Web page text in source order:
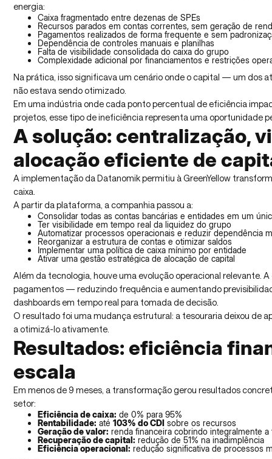
energia:
Caixa fragmentado entre dezenas de SPEs
Recursos parados em contas correntes, sem geração de
Pagamentos realizados de forma frequente e sem
Dependência de controles manuais e planilhas
Falta de visibilidade consolidada do caixa do grupo
Complexidade adicional por financiamentos e restrições
Na prática, isso significava um cenário onde o capital — um dos
não estava sendo otimizado.
Em uma indústria onde cada ponto percentual de eficiência
projetos, esse tipo de ineficiência representa uma oportunidade
A solução: centralização,
alocação eficiente de
A implementação da Datanomik permitiu à GreenYellow
caixa.
A partir da plataforma, a companhia passou a:
Consolidar todas as contas bancárias e entidades em um
Ter visibilidade em tempo real da liquidez do grupo
Automatizar processos operacionais e reduzir dependência
Reorganizar a estrutura de contas e otimizar saldos
Implementar uma política de caixa mínimo por entidade
Ativar uma gestão estratégica de alocação de capital
Além da tecnologia, houve uma evolução operacional relevante.
pagamentos — reduzindo frequência e aumentando
dashboards em tempo real para tomada de decisão.
O resultado foi uma mudança estrutural: a tesouraria deixou de
a otimizá-lo ativamente.
Resultados: eficiência
escala
Em menos de 9 meses, a transformação gerou resultados
setor:
Eficiência de caixa: de 0% para 95%
Rentabilidade: até103% do CDI sobre os recursos
Geração de valor: renda financeira cobrindo integralmente a
Recuperação de capital: redução de 51% na inadimplência
Eficiência operacional: redução significativa de processos